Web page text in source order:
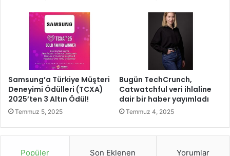
n
y
a
s
Samsung’a Türkiye Müşteri
Deneyimi Ödülleri (TCXA)
2025’ten 3 Altın Ödül!
Temmuz 5, 2025
Bugün TechCrunch,
Catwatchful veri ihlaline
dair bir haber yayımladı
Temmuz 4, 2025
Popüler Son Eklenen Yorumlar